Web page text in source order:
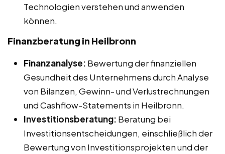
Technologien verstehen und anwenden
können.
Finanzberatung in Heilbronn
Finanzanalyse: Bewertung der finanziellen
Gesundheit des Unternehmens durch Analyse
von Bilanzen, Gewinn- und Verlustrechnungen
und Cashflow-Statements in Heilbronn.
Investitionsberatung: Beratung bei
Investitionsentscheidungen, einschließlich der
Bewertung von Investitionsprojekten und der